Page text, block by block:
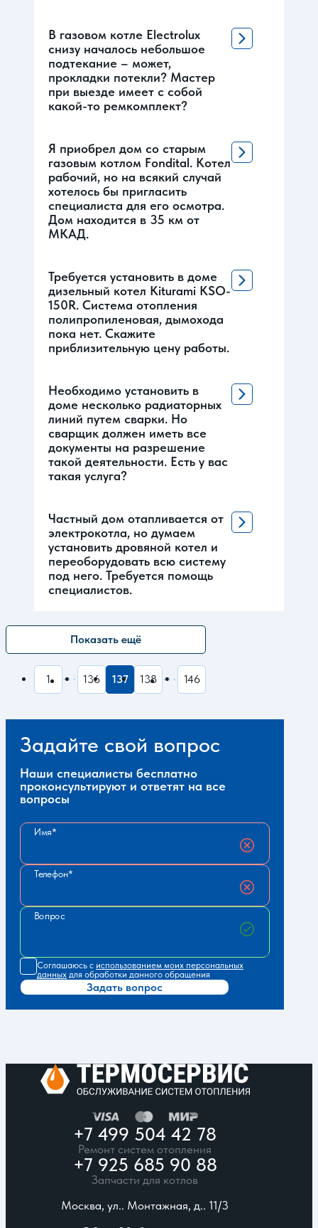
В газовом котле Electrolux
снизу началось небольшое
подтекание – может,
прокладки потекли? Мастер
при выезде имеет с собой
какой-то ремкомплект?
Я приобрел дом со старым
газовым котлом Fondital. Котел
рабочий, но на всякий случай
хотелось бы пригласить
специалиста для его осмотра.
Дом находится в 35 км от
МКАД.
Требуется установить в доме
дизельный котел Kiturami KSO-
150R. Система отопления
полипропиленовая, дымохода
пока нет. Скажите
приблизительную цену работы.
Необходимо установить в
доме несколько радиаторных
линий путем сварки. Но
сварщик должен иметь все
документы на разрешение
такой деятельности. Есть у вас
такая услуга?
Частный дом отапливается от
электрокотла, но думаем
установить дровяной котел и
переоборудовать всю систему
под него. Требуется помощь
специалистов.
Показать ещё
1 136 137 138 146
Задайте свой вопрос
Наши специалисты бесплатно
проконсультируют и ответят на все
вопросы
Имя
Телефон
Вопрос
Соглашаюсь с использованием моих персональных
данных для обработки данного обращения
Задать вопрос
+7 499 504 42 78
Ремонт систем отопления
+7 925 685 90 88
Запчасти для котлов
Москва, ул.. Монтажная, д.. 11/3